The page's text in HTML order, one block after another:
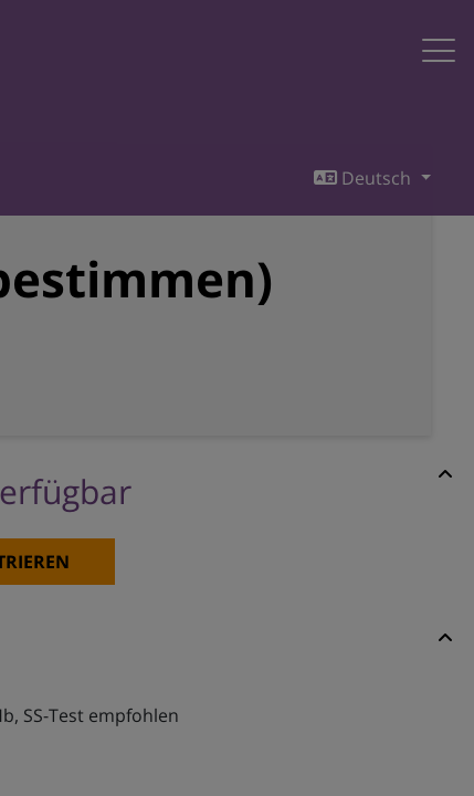
Deutsch
SS-Test empfohlen